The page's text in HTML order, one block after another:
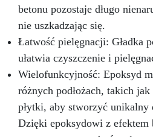
betonu pozostaje długo
nie uszkadzając się.
Łatwość pielęgnacji: Gładka
ułatwia czyszczenie i
Wielofunkcyjność: Epoksyd
różnych podłożach, takich
płytki, aby stworzyć unikalny
Dzięki epoksydowi z efektem